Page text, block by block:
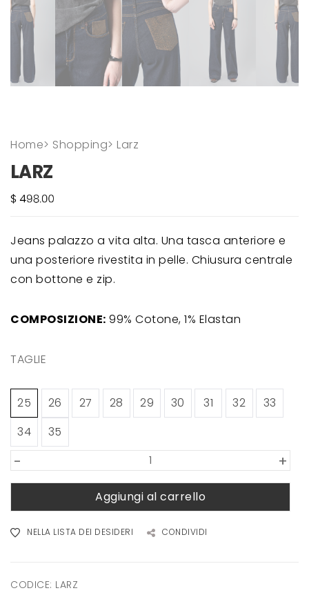
Home> Shopping> Larz
LARZ
Jeans palazzo a vita alta. Una tasca anteriore e
una posteriore rivestita in pelle. Chiusura centrale
con bottone e zip.
COMPOSIZIONE: 99% Cotone, 1% Elastan
TAGLIE
25 26 27 28 29 30 31 32
33
34
35
+
-
Aggiungi al carrello
NELLA LISTA DEI DESIDERI CONDIVIDI
CODICE: LARZ